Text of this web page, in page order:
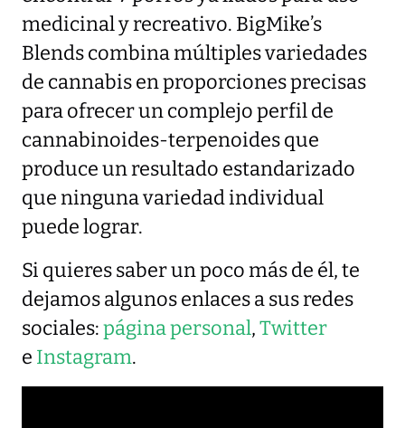
medicinal y recreativo. BigMike’s
Blends combina múltiples variedades
de cannabis en proporciones precisas
para ofrecer un complejo perfil de
cannabinoides-terpenoides que
produce un resultado estandarizado
que ninguna variedad individual
puede lograr.
Si quieres saber un poco más de él, te
dejamos algunos enlaces a sus redes
sociales:página personal,Twitter
e Instagram.